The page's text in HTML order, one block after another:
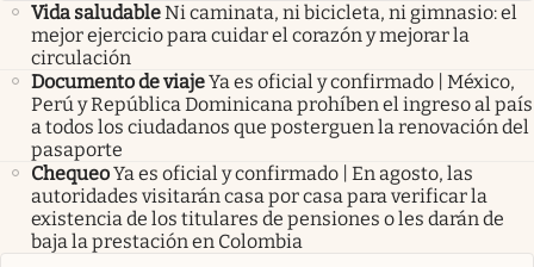
Vida saludableNi caminata, ni bicicleta, ni gimnasio: el
mejor ejercicio para cuidar el corazón y mejorar la
circulación
Documento de viajeYa es oficial y confirmado | México,
Perú y República Dominicana prohíben el ingreso al país
a todos los ciudadanos que posterguen la renovación del
pasaporte
ChequeoYa es oficial y confirmado | En agosto, las
autoridades visitarán casa por casa para verificar la
existencia de los titulares de pensiones o les darán de
baja la prestación en Colombia